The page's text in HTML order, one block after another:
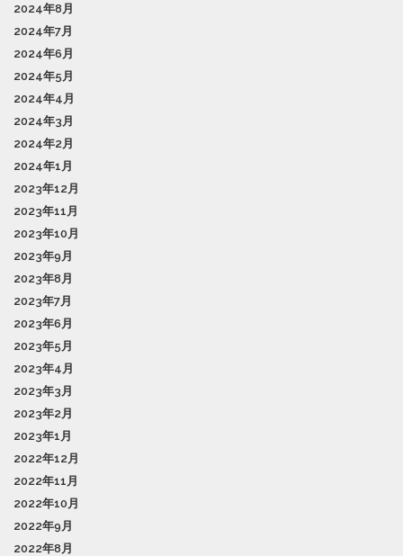
2024年8月
2024年7月
2024年6月
2024年5月
2024年4月
2024年3月
2024年2月
2024年1月
2023年12月
2023年11月
2023年10月
2023年9月
2023年8月
2023年7月
2023年6月
2023年5月
2023年4月
2023年3月
2023年2月
2023年1月
2022年12月
2022年11月
2022年10月
2022年9月
2022年8月